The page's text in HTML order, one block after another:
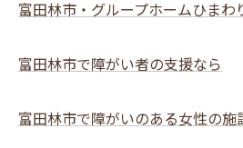
富田林市・グループホームひまわ
富田林市で障がい者の支援なら
富田林市で障がいのある女性の施